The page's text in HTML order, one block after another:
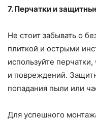
7. Перчатки и
Не стоит забывать о
плиткой и острыми
используйте
и повреждений.
попадания пыли или
Для успешного